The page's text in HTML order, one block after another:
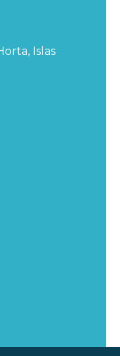
Islas